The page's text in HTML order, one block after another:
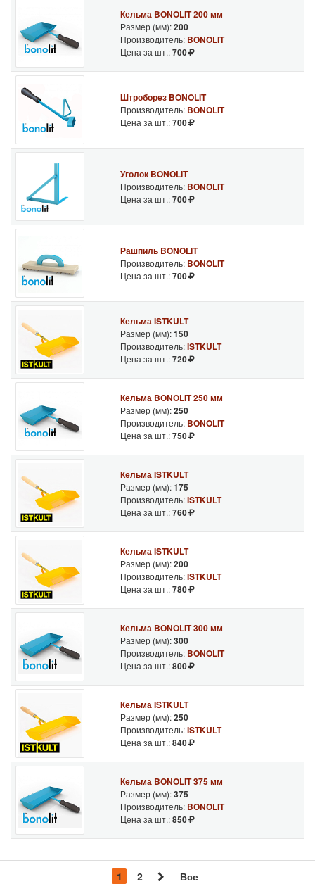
Кельма BONOLIT 200 мм
Размер (мм):200
Производитель: BONOLIT
Цена за шт.:700
Штроборез BONOLIT
Производитель: BONOLIT
Цена за шт.:700
Уголок BONOLIT
Производитель: BONOLIT
Цена за шт.:700
Рашпиль BONOLIT
Производитель: BONOLIT
Цена за шт.:700
Кельма ISTKULT
Размер (мм):150
Производитель:ISTKULT
Цена за шт.:720
Кельма BONOLIT 250 мм
Размер (мм):250
Производитель: BONOLIT
Цена за шт.:750
Кельма ISTKULT
Размер (мм):175
Производитель:ISTKULT
Цена за шт.:760
Кельма ISTKULT
Размер (мм):200
Производитель:ISTKULT
Цена за шт.:780
Кельма BONOLIT 300 мм
Размер (мм):300
Производитель: BONOLIT
Цена за шт.:800
Кельма ISTKULT
Размер (мм):250
Производитель:ISTKULT
Цена за шт.:840
Кельма BONOLIT 375 мм
Размер (мм):375
Производитель: BONOLIT
Цена за шт.:850
1 2 Все